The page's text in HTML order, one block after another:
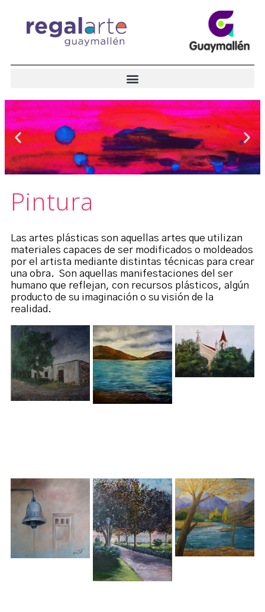
Pintura
Las artes plásticas son aquellas artes que utilizan
materiales capaces de ser modificados o moldeados
por el artista mediante distintas técnicas para crear
una obra. Son aquellas manifestaciones del ser
humano que reflejan, con recursos plásticos, algún
producto de su imaginación o su visión de la
realidad.